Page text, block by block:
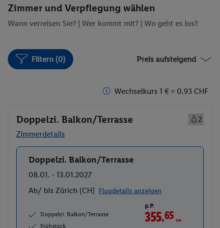
Zimmer und Verpflegung wählen
Wann verreisen Sie? | Wer kommt mit? | Wo geht es los?
Filtern (0) Preis aufsteigend
Wechselkurs 1 € = 0.93 CHF
Doppelzi. Balkon/Terrasse
2
Zimmerdetails
Buchen
Doppelzi. Balkon/Terrasse
08.01. - 13.01.2027
Ab/ bis Zürich (CH) Flugdetails anzeigen
Doppelzi. Balkon/Terrasse
Frühstück
p.P.
355.65CHF